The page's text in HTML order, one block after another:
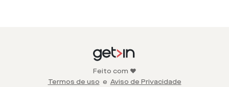
Feito com ❤️
Termos de uso e Aviso de Privacidade